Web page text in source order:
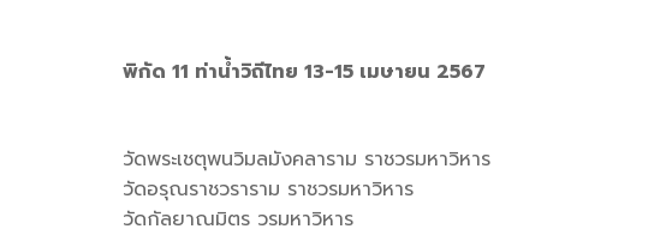
พิกัด 11 ท่าน้ำวิถีไทย 13-15 เมษายน 2567
วัดพระเชตุพนวิมลมังคลาราม ราชวรมหาวิหาร
วัดอรุณราชวราราม ราชวรมหาวิหาร
วัดกัลยาณมิตร วรมหาวิหาร